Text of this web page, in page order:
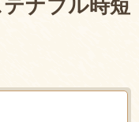
ナブル時短